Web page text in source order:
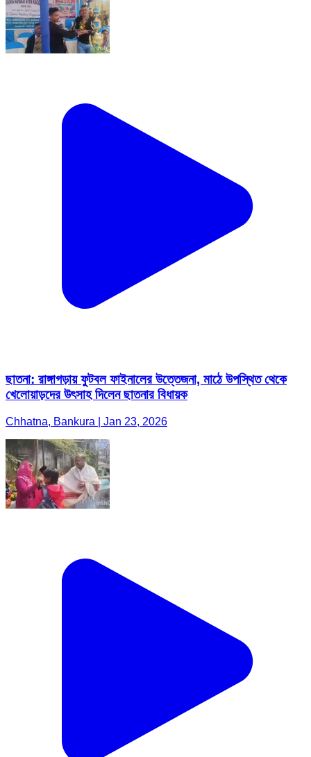
ছাতনা: রাঙ্গাগড়ায় ফুটবল ফাইনালের উত্তেজনা, মাঠে উপস্থিত থেকে
খেলোয়াড়দের উৎসাহ দিলেন ছাতনার বিধায়ক
Chhatna, Bankura | Jan 23, 2026